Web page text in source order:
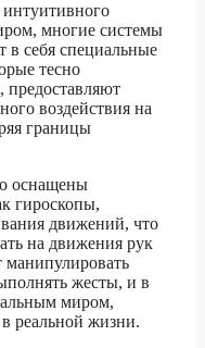
интуитивного
многие системы
в себя специальные
тесно
предоставляют
воздействия на
границы
оснащены
гироскопы,
движений, что
на движения рук
манипулировать
жесты, и в
миром,
реальной жизни.